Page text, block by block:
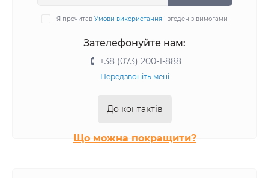
Я прочитав Умови використання і згоден з вимогами
Зателефонуйте нам:
+38 (073) 200-1-888
Передзвоніть мені
До контактів
Що можна покращити?